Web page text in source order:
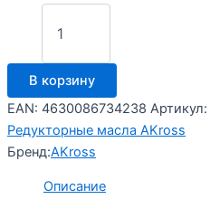
Количество
редукторное
масло
AKross
CLP
320
В корзину
EAN: 4630086734238 Артикул:
Редукторные масла AKross
Бренд:AKross
Описание